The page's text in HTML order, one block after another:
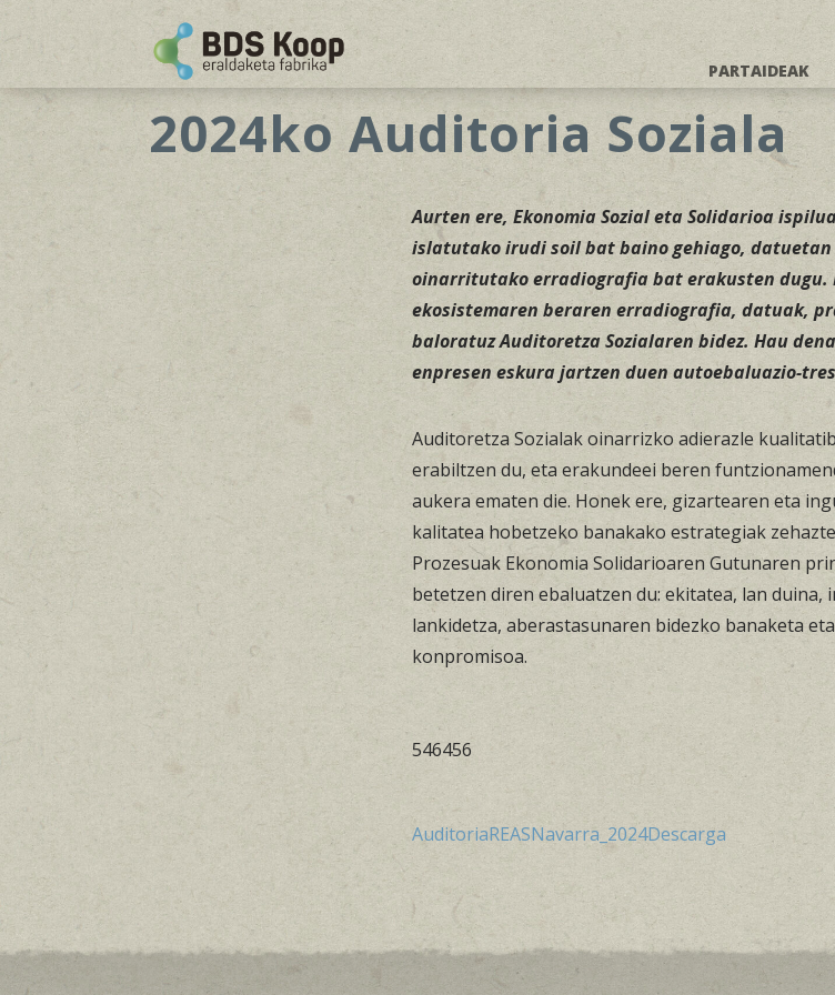
PARTAIDEAK
2024ko Auditoria Soziala
Aurten ere, Ekonomia Sozial eta Solidarioa
islatutako irudi soil bat baino gehiago,
oinarritutako erradiografia bat erakusten dugu.
ekosistemaren beraren erradiografia, datuak,
baloratuz Auditoretza Sozialaren bidez. Hau dena
enpresen eskura jartzen duen autoebaluazio-
Auditoretza Sozialak oinarrizko adierazle
erabiltzen du, eta erakundeei beren
aukera ematen die. Honek ere, gizartearen eta
kalitatea hobetzeko banakako estrategiak
Prozesuak Ekonomia Solidarioaren Gutunaren
betetzen diren ebaluatzen du: ekitatea, lan
lankidetza, aberastasunaren bidezko banaketa
konpromisoa.
546456
AuditoriaREASNavarra_2024Descarga